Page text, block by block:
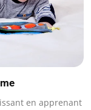
en apprenant